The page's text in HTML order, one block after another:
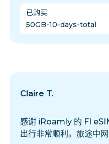
已购买:
50GB-10-days-total
Claire T.
感谢 iRoamly 的 FI
出行非常顺利。旅途中网